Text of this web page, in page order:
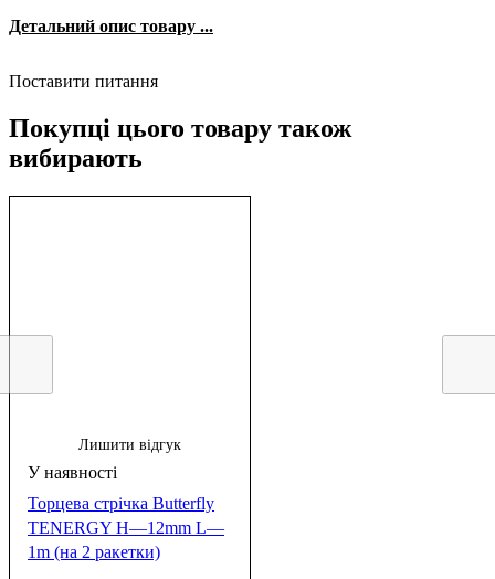
Детальний опис товару ...
Поставити питання
Покупці цього товару також
вибирають
Лишити відгук
Торцева стрічка Butterfly
TENERGY H—12mm L—
1m (на 2 ракетки)